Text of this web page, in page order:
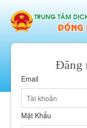
Đăng
Email
Mật Khẩu